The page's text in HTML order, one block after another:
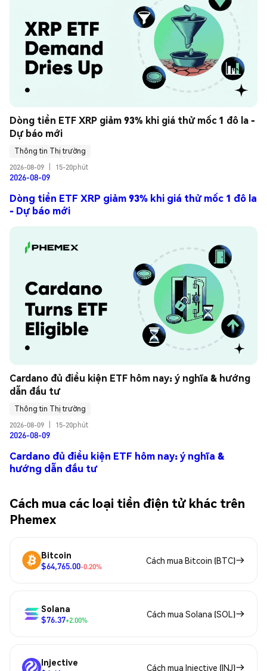
Dòng tiền ETF XRP giảm 93% khi giá thử mốc 1 đô la -
Dự báo mới
Thông tin Thị trường
2026-08-09
15-20phút
2026-08-09
Dòng tiền ETF XRP giảm 93% khi giá thử mốc 1 đô la
- Dự báo mới
Cardano đủ điều kiện ETF hôm nay: ý nghĩa & hướng
dẫn đầu tư
Thông tin Thị trường
2026-08-09
15-20phút
2026-08-09
Cardano đủ điều kiện ETF hôm nay: ý nghĩa &
hướng dẫn đầu tư
Cách mua các loại tiền điện tử khác trên
Phemex
Bitcoin
$64,765.00-0.20%
Cách mua Bitcoin (BTC)
Solana
$76.37+2.00%
Cách mua Solana (SOL)
Injective
Cách mua Injective (INJ)